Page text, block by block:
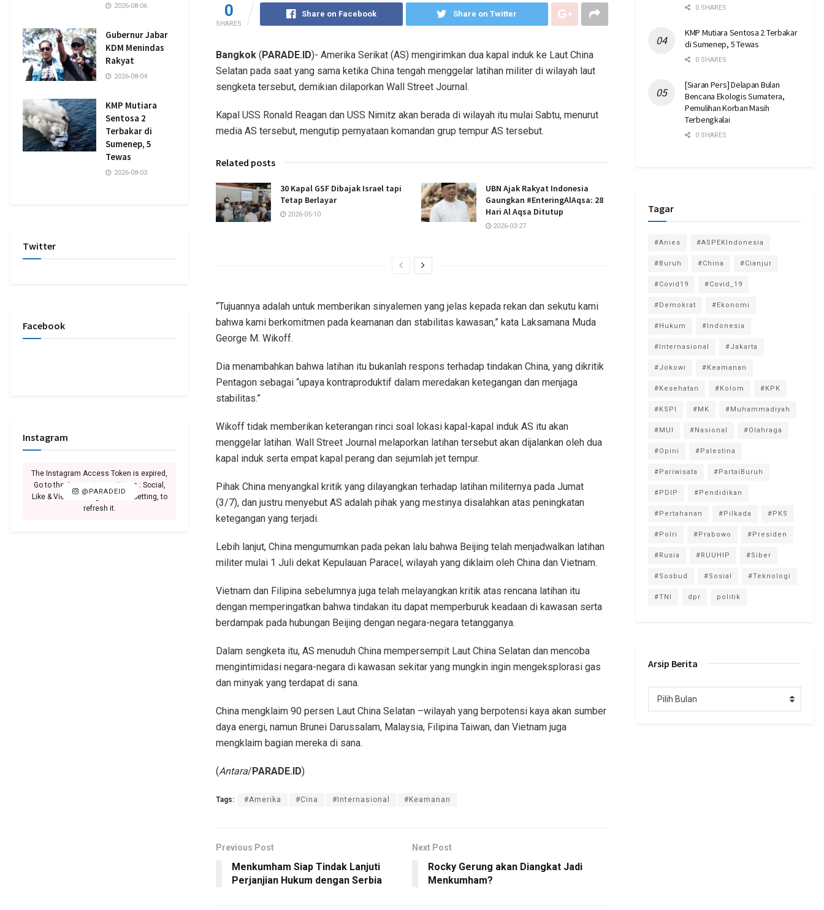
0
SHARES
Share on Facebook Share on Twitter
Bangkok (PARADE.ID)- Amerika Serikat (AS) mengirimkan dua kapal induk ke Laut China
Selatan pada saat yang sama ketika China tengah menggelar latihan militer di wilayah laut
sengketa tersebut, demikian dilaporkan Wall Street Journal.
Kapal USS Ronald Reagan dan USS Nimitz akan berada di wilayah itu mulai Sabtu, menurut
media AS tersebut, mengutip pernyataan komandan grup tempur AS tersebut.
Related posts
30 Kapal GSF Dibajak Israel tapi
Tetap Berlayar
2026-05-10
UBN Ajak Rakyat Indonesia
Gaungkan #EnteringAlAqsa: 28
Hari Al Aqsa Ditutup
2026-03-27
“Tujuannya adalah untuk memberikan sinyalemen yang jelas kepada rekan dan sekutu kami
bahwa kami berkomitmen pada keamanan dan stabilitas kawasan,” kata Laksamana Muda
George M. Wikoff.
Dia menambahkan bahwa latihan itu bukanlah respons terhadap tindakan China, yang dikritik
Pentagon sebagai “upaya kontraproduktif dalam meredakan ketegangan dan menjaga
stabilitas.”
Wikoff tidak memberikan keterangan rinci soal lokasi kapal-kapal induk AS itu akan
menggelar latihan. Wall Street Journal melaporkan latihan tersebut akan dijalankan oleh dua
kapal induk serta empat kapal perang dan sejumlah jet tempur.
Pihak China menyangkal kritik yang dilayangkan terhadap latihan militernya pada Jumat
(3/7), dan justru menyebut AS adalah pihak yang mestinya disalahkan atas peningkatan
ketegangan yang terjadi.
Lebih lanjut, China mengumumkan pada pekan lalu bahwa Beijing telah menjadwalkan latihan
militer mulai 1 Juli dekat Kepulauan Paracel, wilayah yang diklaim oleh China dan Vietnam.
Vietnam dan Filipina sebelumnya juga telah melayangkan kritik atas rencana latihan itu
dengan memperingatkan bahwa tindakan itu dapat memperburuk keadaan di kawasan serta
berdampak pada hubungan Beijing dengan negara-negara tetangganya.
Dalam sengketa itu, AS menuduh China mempersempit Laut China Selatan dan mencoba
mengintimidasi negara-negara di kawasan sekitar yang mungkin ingin mengeksplorasi gas
dan minyak yang terdapat di sana.
China mengklaim 90 persen Laut China Selatan –wilayah yang berpotensi kaya akan sumber
daya energi, namun Brunei Darussalam, Malaysia, Filipina Taiwan, dan Vietnam juga
mengklaim bagian mereka di sana.
(Antara/PARADE.ID)
Tags: #Amerika #Cina #Internasional #Keamanan
Previous Post
Menkumham Siap Tindak Lanjuti
Perjanjian Hukum dengan Serbia
Next Post
Rocky Gerung akan Diangkat Jadi
Menkumham?
2026-08-06
Gubernur Jabar
KDM Menindas
Rakyat
2026-08-04
KMP Mutiara
Sentosa 2
Terbakar di
Sumenep, 5
Tewas
2026-08-03
Twitter
Facebook
Instagram
@PARADEID
The Instagram Access Token is expired,
Go to the Customizer > JNews : Social,
Like & View > Instagram Feed Setting, to
refresh it.
0 SHARES
KMP Mutiara Sentosa 2 Terbakar
di Sumenep, 5 Tewas
0 SHARES
[Siaran Pers] Delapan Bulan
Bencana Ekologis Sumatera,
Pemulihan Korban Masih
Terbengkalai
0 SHARES
Tagar
#Anies #ASPEKIndonesia
#Buruh #China #Cianjur
#Covid19 #Covid_19
#Demokrat #Ekonomi
#Hukum #Indonesia
#Internasional #Jakarta
#Jokowi #Keamanan
#Kesehatan #Kolom #KPK
#KSPI #MK #Muhammadiyah
#MUI #Nasional #Olahraga
#Opini #Palestina
#Pariwisata #PartaiBuruh
#PDIP #Pendidikan
#Pertahanan #Pilkada #PKS
#Polri #Prabowo #Presiden
#Rusia #RUUHIP #Siber
#Sosbud #Sosial #Teknologi
#TNI dpr politik
Arsip Berita
Pilih Bulan